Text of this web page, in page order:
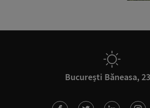
București Băneasa,